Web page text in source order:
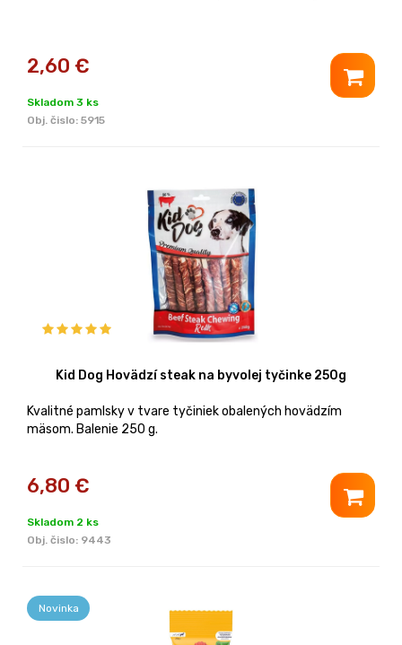
2,60 €
Skladom 3 ks
Obj. čislo: 5915
Kid Dog Hovädzí steak na byvolej tyčinke 250g
Kvalitné pamlsky v tvare tyčiniek obalených hovädzím
mäsom. Balenie 250 g.
6,80 €
Skladom 2 ks
Obj. čislo: 9443
Novinka